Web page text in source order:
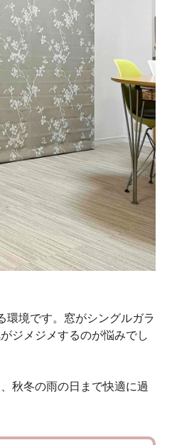
環境です。窓がシングルガラ
ジメジメするのが悩みでし
秋冬の雨の日まで快適に過